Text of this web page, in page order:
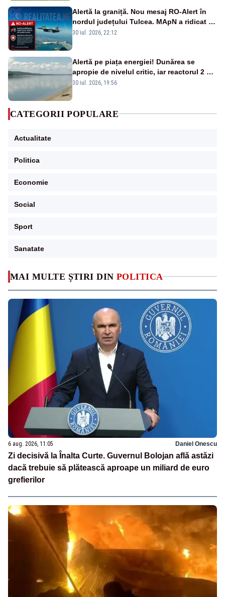
MAI MULTE ȘTIRI DIN POLITICA
6 aug. 2026, 11:05 Daniel Onescu
Zi decisivă la Înalta Curte. Guvernul Bolojan află astăzi
dacă trebuie să plătească aproape un miliard de euro
grefierilor
Alertă la graniță. Nou mesaj RO-Alert în
nordul județului Tulcea. MApN a ridicat de
la sol două avioane F-16
30 iul. 2026, 22:12
Alertă pe piața energiei! Dunărea se
apropie de nivelul critic, iar reactorul 2 de
la Cernavodă ar putea fi oprit
30 iul. 2026, 19:56
CATEGORII POPULARE
Actualitate
Politica
Economie
Social
Sport
Sanatate